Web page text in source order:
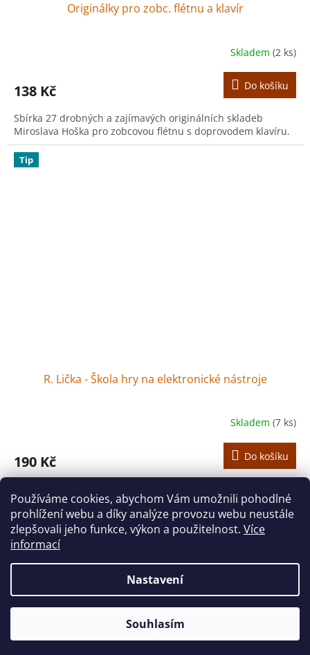
Používáme cookies, abychom Vám umožnili pohodlné
prohlížení webu a díky analýze provozu webu neustále
zlepšovali jeho funkce, výkon a použitelnost. Více
informací
Nastavení
Souhlasím
Originálky pro zobc. flétnu a klavír
Skladem (2 ks)
138 Kč Do košíku
Sbírka 27 drobných a zajímavých originálních skladeb
Miroslava Hoška pro zobcovou flétnu s doprovodem klavíru.
Tip
R. Lička - Škola hry na elektronické nástroje
Skladem (7 ks)
190 Kč Do košíku
O
á
d
a
c
í
p
r
9položek celkem
Vytvořil Shoptet
houslovyklic.cz. Všechna práva vyhrazena.